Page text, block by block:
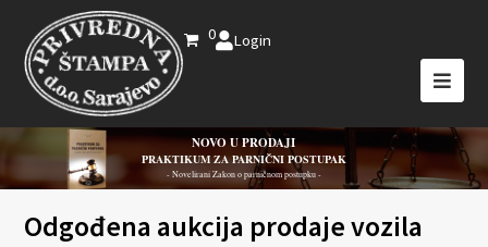
0 Login
NOVO U PRODAJI
PRAKTIKUM ZA PARNIČNI POSTUPAK
- Novelirani Zakon o parničnom postupku -
Odgođena aukcija prodaje vozila